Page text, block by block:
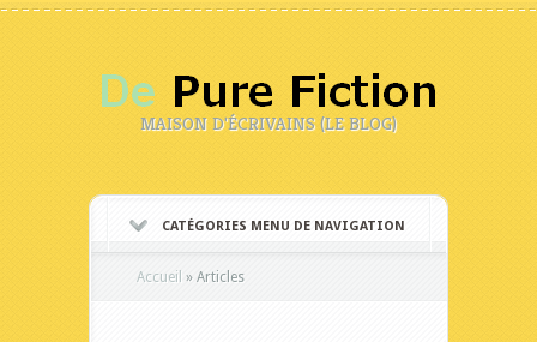
MAISON D'ÉCRIVAINS (LE BLOG)
CATÉGORIES MENU DE NAVIGATION
Accueil » Articles